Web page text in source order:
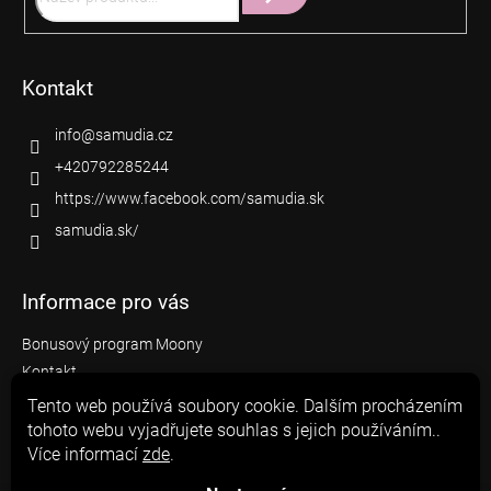
Tento web používá soubory cookie. Dalším procházením
tohoto webu vyjadřujete souhlas s jejich používáním..
Více informací zde.
Kontakt
info@samudia.cz
+420792285244
https://www.facebook.com/samudia.sk
samudia.sk/
Informace pro vás
Bonusový program Moony
Kontakt
Jak nakupovat
Obchodní podmínky
Reklamace